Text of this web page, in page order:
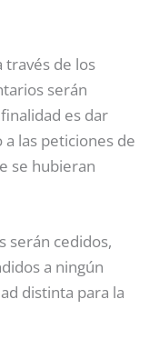
través de los
serán
es dar
las peticiones de
se hubieran
serán cedidos,
a ningún
distinta para la